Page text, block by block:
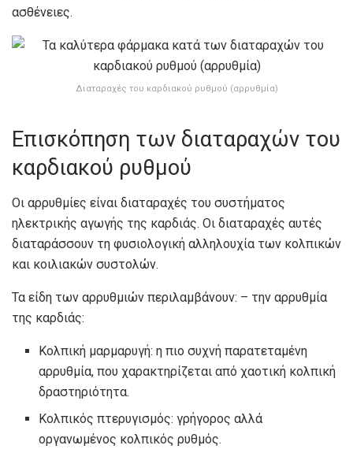
ασθένειες.
Διαταραχές του καρδιακού ρυθμού (αρρυθμία)
Επισκόπηση των διαταραχών του
καρδιακού ρυθμού
Οι αρρυθμίες είναι διαταραχές του συστήματος
ηλεκτρικής αγωγής της καρδιάς. Οι διαταραχές αυτές
διαταράσσουν τη φυσιολογική αλληλουχία των κολπικών
και κοιλιακών συστολών.
Τα είδη των αρρυθμιών περιλαμβάνουν: – την αρρυθμία
της καρδιάς:
Κολπική μαρμαρυγή: η πιο συχνή παρατεταμένη
αρρυθμία, που χαρακτηρίζεται από χαοτική κολπική
δραστηριότητα.
Κολπικός πτερυγισμός: γρήγορος αλλά
οργανωμένος κολπικός ρυθμός.